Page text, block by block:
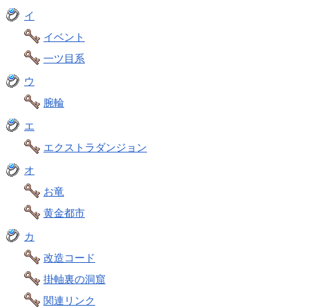
イ
イベント
一ツ目系
ウ
腕輪
エ
エクストラダンジョン
オ
お竜
黄金都市
カ
改造コード
掛軸裏の洞窟
関連リンク